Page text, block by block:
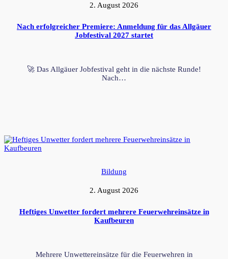
2. August 2026
Nach erfolgreicher Premiere: Anmeldung für das Allgäuer
Jobfestival 2027 startet
🚀 Das Allgäuer Jobfestival geht in die nächste Runde!
Nach…
Bildung
2. August 2026
Heftiges Unwetter fordert mehrere Feuerwehreinsätze in
Kaufbeuren
Mehrere Unwettereinsätze für die Feuerwehren in